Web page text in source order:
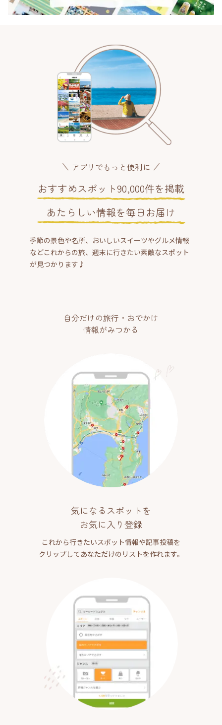
アプリでもっと便利に
おすすめスポット90,000件を掲載
あたらしい情報を毎日お届け
季節の景色や名所、おいしいスイーツやグルメ情報
などこれからの旅、週末に行きたい素敵なスポット
が見つかります♪
自分だけの旅行・おでかけ
情報がみつかる
気になるスポットを
お気に入り登録
これから行きたいスポット情報や記事投稿を
クリップしてあなただけのリストを作れます。